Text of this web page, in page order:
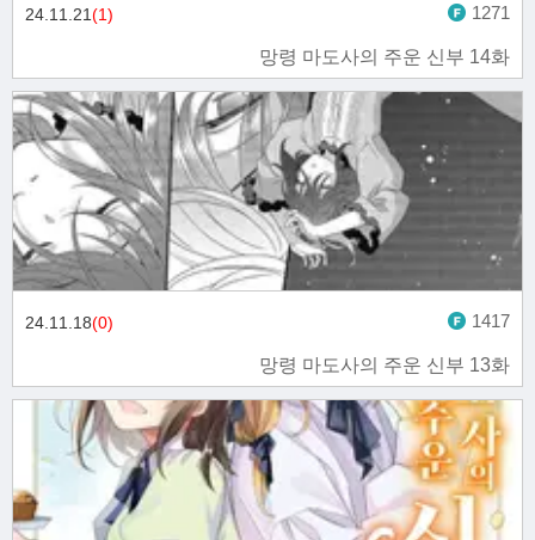
망령 마도사의 주운 신부 14화
24.11.21(1) 1271
망령 마도사의 주운 신부 13화
24.11.18(0) 1417